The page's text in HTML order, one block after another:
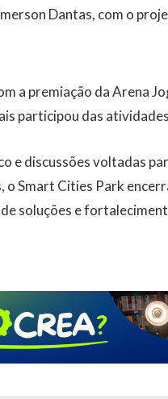
Dantas, com o
a premiação da Arena
participou das
e discussões voltadas
Smart Cities Park
soluções e